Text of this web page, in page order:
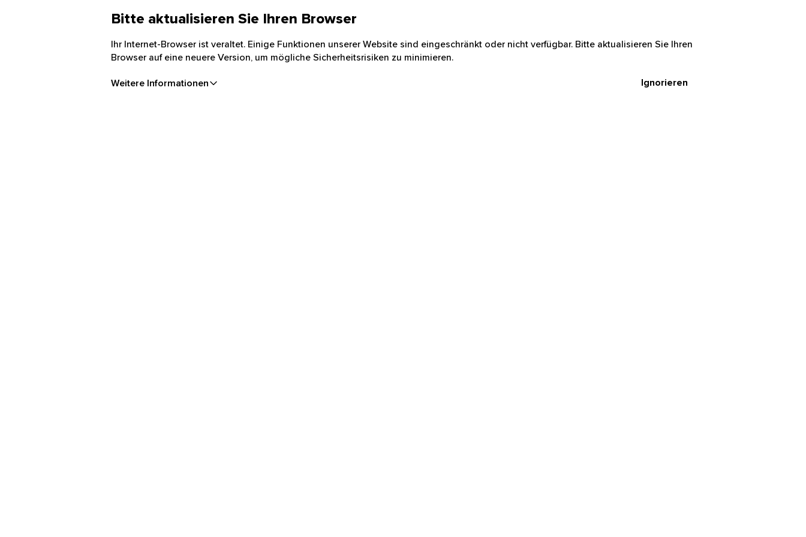
Bitte aktualisieren Sie Ihren Browser
Ihr Internet-Browser ist veraltet. Einige Funktionen unserer Website sind eingeschränkt oder nicht verfügbar. Bitte aktualisieren Sie Ihren
Browser auf eine neuere Version, um mögliche Sicherheitsrisiken zu minimieren.
Weitere Informationen Ignorieren